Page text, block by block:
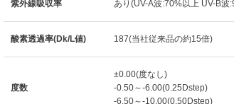
紫外線吸収率 あり(UV-A波:70%以上 UV-B波
酸素透過率(Dk/L値) 187(当社従来品の約15倍)
度数
±0.00(度なし)
-0.50～-6.00(0.25Dstep)
-6.50～-10.00(0.50Dstep)